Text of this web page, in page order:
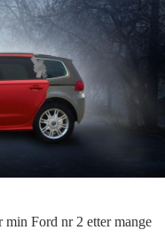
Ford nr 2 etter mange